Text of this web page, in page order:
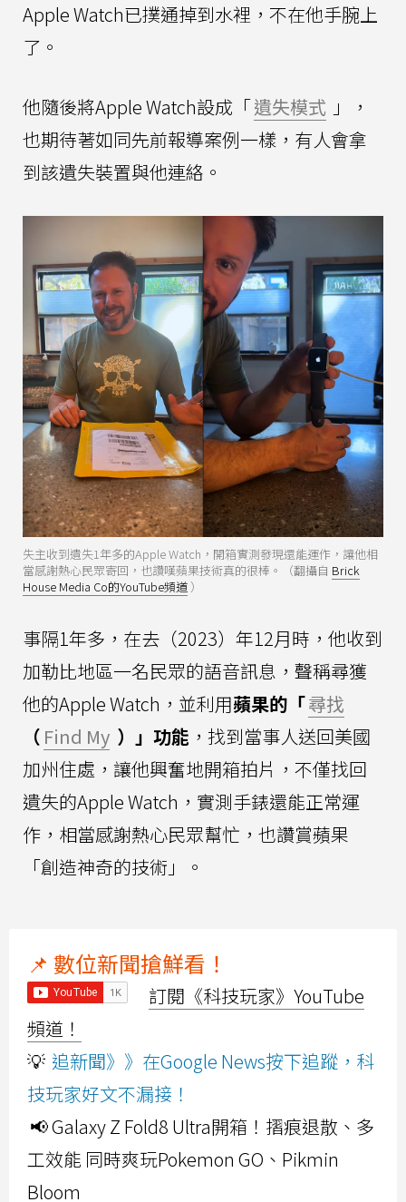
Apple Watch已撲通掉到水裡，不在他手腕上
了。
他隨後將Apple Watch設成「遺失模式 」，
也期待著如同先前報導案例一樣，有人會拿
到該遺失裝置與他連絡。
失主收到遺失1年多的Apple Watch，開箱實測發現還能運作，讓他相
當感謝熱心民眾寄回，也讚嘆蘋果技術真的很棒。（翻攝自 Brick
House Media Co的YouTube頻道 ）
事隔1年多，在去（2023）年12月時，他收到
加勒比地區一名民眾的語音訊息，聲稱尋獲
他的Apple Watch，並利用蘋果的「尋找
（ Find My ）」功能 ，找到當事人送回美國
加州住處，讓他興奮地開箱拍片，不僅找回
遺失的Apple Watch，實測手錶還能正常運
作，相當感謝熱心民眾幫忙，也讚賞蘋果
「創造神奇的技術」。
📌 數位新聞搶鮮看！
訂閱《科技玩家》YouTube
頻道！
💡 追新聞》》在Google News按下追蹤，科
技玩家好文不漏接！
📢 Galaxy Z Fold8 Ultra開箱！摺痕退散、多
工效能 同時爽玩Pokemon GO、Pikmin
Bloom